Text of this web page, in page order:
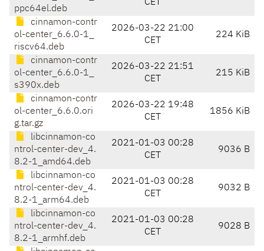
ppc64el.deb
CET
cinnamon-contr
ol-center_6.6.0-1_
riscv64.deb
2026-03-22 21:00
CET
224 KiB
cinnamon-contr
ol-center_6.6.0-1_
s390x.deb
2026-03-22 21:51
CET
215 KiB
cinnamon-contr
ol-center_6.6.0.ori
g.tar.gz
2026-03-22 19:48
CET
1856 KiB
libcinnamon-co
ntrol-center-dev_4.
8.2-1_amd64.deb
2021-01-03 00:28
CET
9036 B
libcinnamon-co
ntrol-center-dev_4.
8.2-1_arm64.deb
2021-01-03 00:28
CET
9032 B
libcinnamon-co
ntrol-center-dev_4.
8.2-1_armhf.deb
2021-01-03 00:28
CET
9028 B